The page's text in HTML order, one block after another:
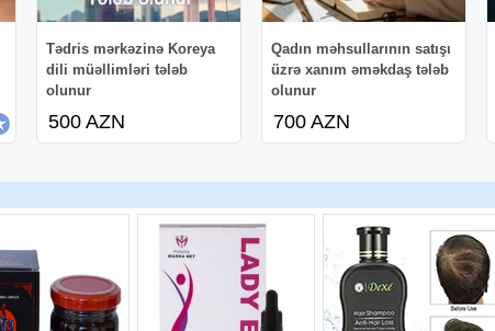
Tədris mərkəzinə Koreya
dili müəllimləri tələb
olunur
500 AZN
Qadın məhsullarının satışı
üzrə xanım əməkdaş tələb
olunur
700 AZN